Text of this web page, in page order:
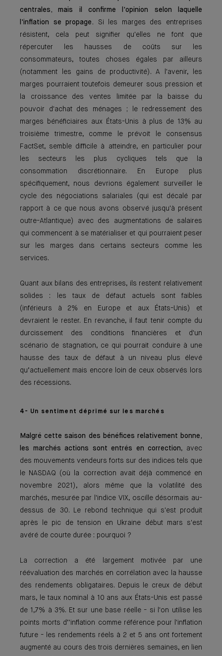
centrales, mais il confirme l'opinion selon laquelle
l'inflation se propage. Si les marges des entreprises
résistent, cela peut signifier qu'elles ne font que
répercuter les hausses de coûts sur les
consommateurs, toutes choses égales par ailleurs
(notamment les gains de productivité). A l'avenir, les
marges pourraient toutefois demeurer sous pression et
la croissance des ventes limitée par la baisse du
pouvoir d'achat des ménages ; le redressement des
marges bénéficiaires aux États-Unis à plus de 13% au
troisième trimestre, comme le prévoit le consensus
FactSet, semble difficile à atteindre, en particulier pour
les secteurs les plus cycliques tels que la
consommation discrétionnaire. En Europe plus
spécifiquement, nous devrions également surveiller le
cycle des négociations salariales (qui est décalé par
rapport à ce que nous avons observé jusqu'à présent
outre-Atlantique) avec des augmentations de salaires
qui commencent à se matérialiser et qui pourraient peser
sur les marges dans certains secteurs comme les
services.
Quant aux bilans des entreprises, ils restent relativement
solides : les taux de défaut actuels sont faibles
(inférieurs à 2% en Europe et aux États-Unis) et
devraient le rester. En revanche, il faut tenir compte du
durcissement des conditions financières et d'un
scénario de stagnation, ce qui pourrait conduire à une
hausse des taux de défaut à un niveau plus élevé
qu’actuellement mais encore loin de ceux observés lors
des récessions.
4- Un sentiment déprimé sur les marchés
Malgré cette saison des bénéfices relativement bonne,
les marchés actions sont entrés en correction, avec
des mouvements vendeurs forts sur des indices tels que
le NASDAQ (où la correction avait déjà commencé en
novembre 2021), alors même que la volatilité des
marchés, mesurée par l'indice VIX, oscille désormais au-
dessus de 30. Le rebond technique qui s'est produit
après le pic de tension en Ukraine début mars s'est
avéré de courte durée : pourquoi ?
La correction a été largement motivée par une
réévaluation des marchés en corrélation avec la hausse
des rendements obligataires. Depuis le creux de début
mars, le taux nominal à 10 ans aux États-Unis est passé
de 1,7% à 3%. Et sur une base réelle - si l'on utilise les
points morts d’'inflation comme référence pour l'inflation
future - les rendements réels à 2 et 5 ans ont fortement
augmenté au cours des trois dernières semaines, en lien